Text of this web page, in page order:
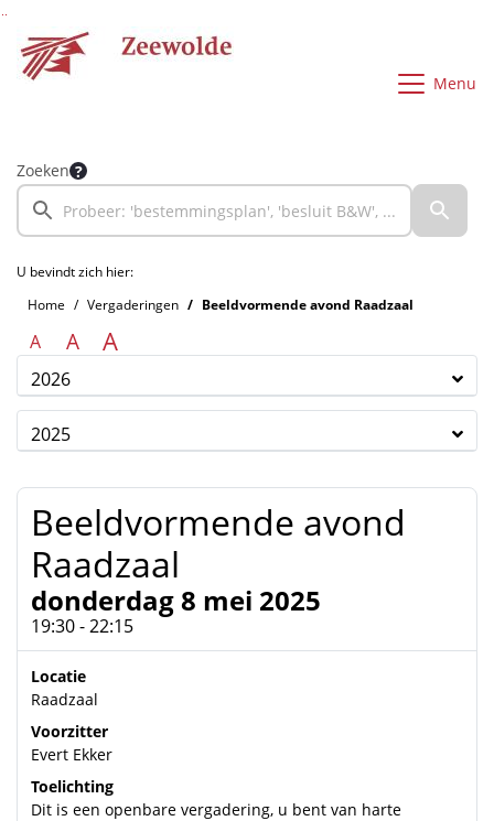
Menu
Zoeken
U bevindt zich hier:
Home
Vergaderingen Beeldvormende avond Raadzaal
A A A
2026
2025
Beeldvormende avond
Raadzaal
donderdag 8 mei 2025
19:30 - 22:15
Locatie
Raadzaal
Voorzitter
Evert Ekker
Toelichting
Dit is een openbare vergadering, u bent van harte